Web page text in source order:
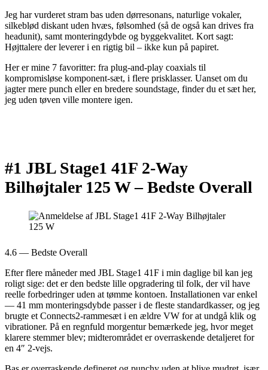
Jeg har vurderet stram bas uden dørresonans, naturlige vokaler,
silkeblød diskant uden hvæs, følsomhed (så de også kan drives fra
headunit), samt monteringdybde og byggekvalitet. Kort sagt:
Højttalere der leverer i en rigtig bil – ikke kun på papiret.
Her er mine 7 favoritter: fra plug-and-play coaxials til
kompromisløse komponent-sæt, i flere prisklasser. Uanset om du
jagter mere punch eller en bredere soundstage, finder du et sæt her,
jeg uden tøven ville montere igen.
#1 JBL Stage1 41F 2-Way
Bilhøjtaler 125 W –Bedste Overall
4.6 — Bedste Overall
Efter flere måneder med JBL Stage1 41F i min daglige bil kan jeg
roligt sige: det er den bedste lille opgradering til folk, der vil have
reelle forbedringer uden at tømme kontoen. Installationen var enkel
— 41 mm monteringsdybde passer i de fleste standardkasser, og jeg
brugte et Connects2-rammesæt i en ældre VW for at undgå klik og
vibrationer. På en regnfuld morgentur bemærkede jeg, hvor meget
klarere stemmer blev; midterområdet er overraskende detaljeret for
en 4″ 2-vejs.